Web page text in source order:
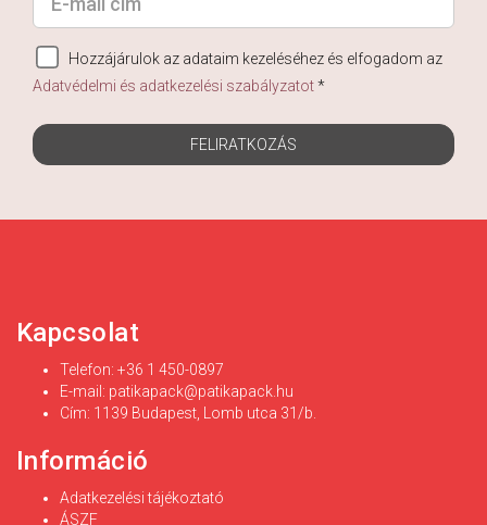
Hozzájárulok az adataim kezeléséhez és elfogadom az
Adatvédelmi és adatkezelési szabályzatot*
FELIRATKOZÁS
Kapcsolat
Telefon: +36 1 450-0897
E-mail: patikapack@patikapack.hu
Cím: 1139 Budapest, Lomb utca 31/b.
Információ
Adatkezelési tájékoztató
ÁSZF